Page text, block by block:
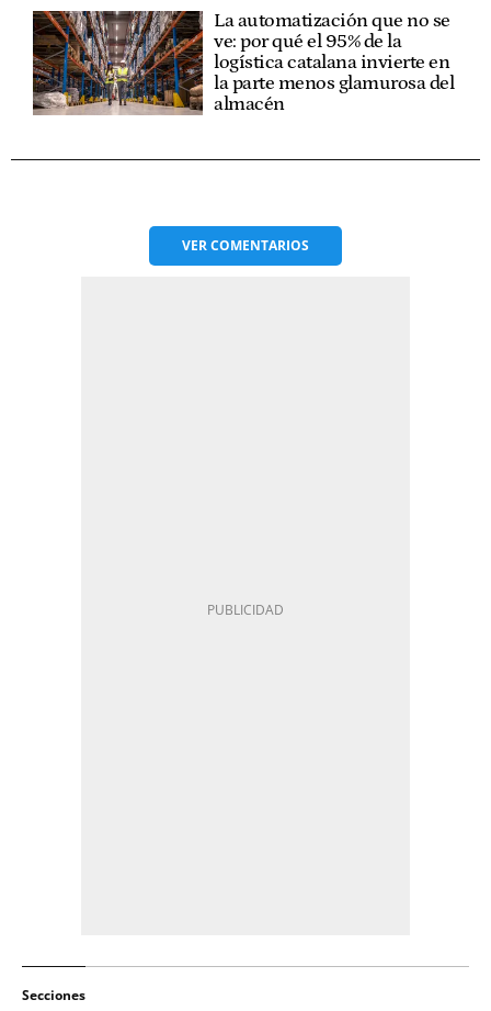
La automatización que no se
ve: por qué el 95% de la
logística catalana invierte en
la parte menos glamurosa del
almacén
VERCOMENTARIOS
Secciones